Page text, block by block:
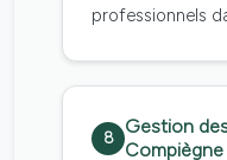
professionnels
8
Gestion
Compiègne